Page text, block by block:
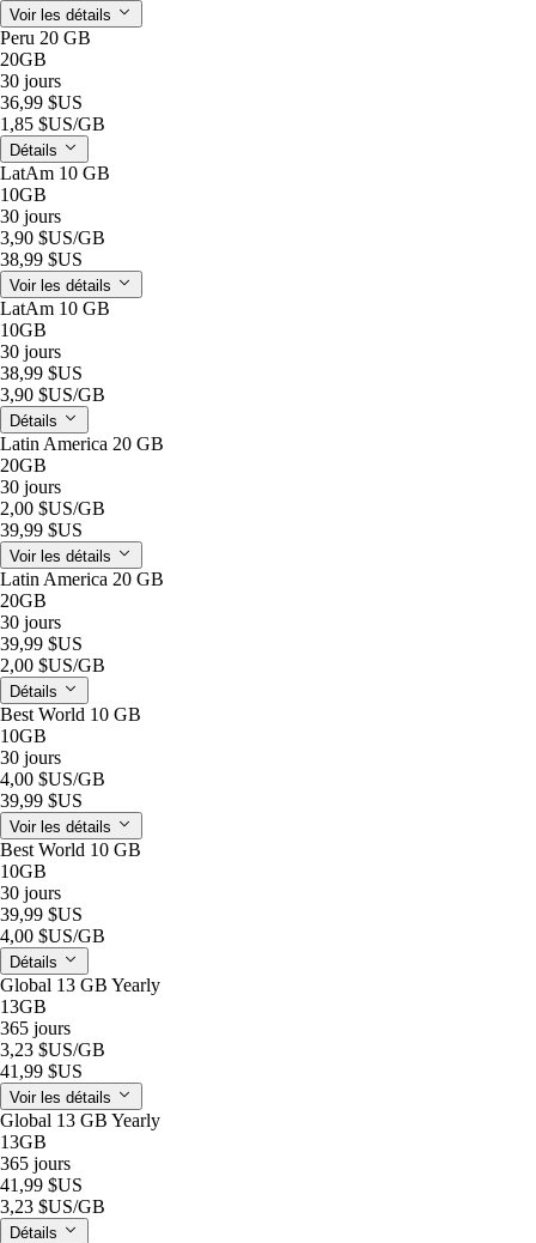
Voir les détails
Peru 20 GB
20GB
30 jours
36,99 $US
1,85 $US/GB
Détails
LatAm 10 GB
10GB
30 jours
3,90 $US/GB
38,99 $US
Voir les détails
LatAm 10 GB
10GB
30 jours
38,99 $US
3,90 $US/GB
Détails
Latin America 20 GB
20GB
30 jours
2,00 $US/GB
39,99 $US
Voir les détails
Latin America 20 GB
20GB
30 jours
39,99 $US
2,00 $US/GB
Détails
Best World 10 GB
10GB
30 jours
4,00 $US/GB
39,99 $US
Voir les détails
Best World 10 GB
10GB
30 jours
39,99 $US
4,00 $US/GB
Détails
Global 13 GB Yearly
13GB
365 jours
3,23 $US/GB
41,99 $US
Voir les détails
Global 13 GB Yearly
13GB
365 jours
41,99 $US
3,23 $US/GB
Détails